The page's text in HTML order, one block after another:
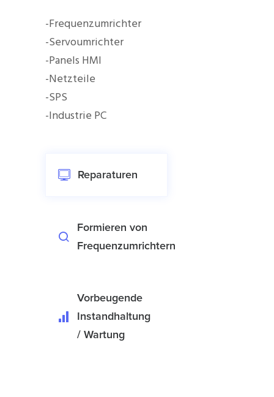
-Frequenzumrichter
-Servoumrichter
-Panels HMI
-Netzteile
-SPS
-Industrie PC
Reparaturen
Formieren von
Frequenzumrichtern
Vorbeugende
Instandhaltung
/ Wartung